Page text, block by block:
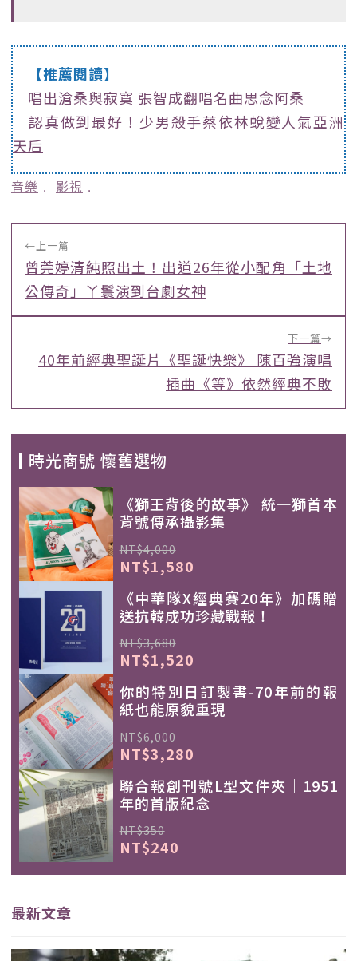
【推薦閱讀】
唱出滄桑與寂寞 張智成翻唱名曲思念阿桑
認真做到最好！少男殺手蔡依林蛻變人氣亞洲
天后
音樂 ﹒ 影視 ﹒
←上一篇
曾莞婷清純照出土！出道26年從小配角「土地
公傳奇」丫鬟演到台劇女神
下一篇→
40年前經典聖誕片《聖誕快樂》 陳百強演唱
插曲《等》依然經典不敗
時光商號 懷舊選物
《獅王背後的故事》 統一獅首本
背號傳承攝影集
NT$4,000
NT$1,580
《中華隊X經典賽20年》加碼贈
送抗韓成功珍藏戰報！
NT$3,680
NT$1,520
你的特別日訂製書-70年前的報
紙也能原貌重現
NT$6,000
NT$3,280
聯合報創刊號L型文件夾｜1951
年的首版紀念
NT$350
NT$240
最新文章